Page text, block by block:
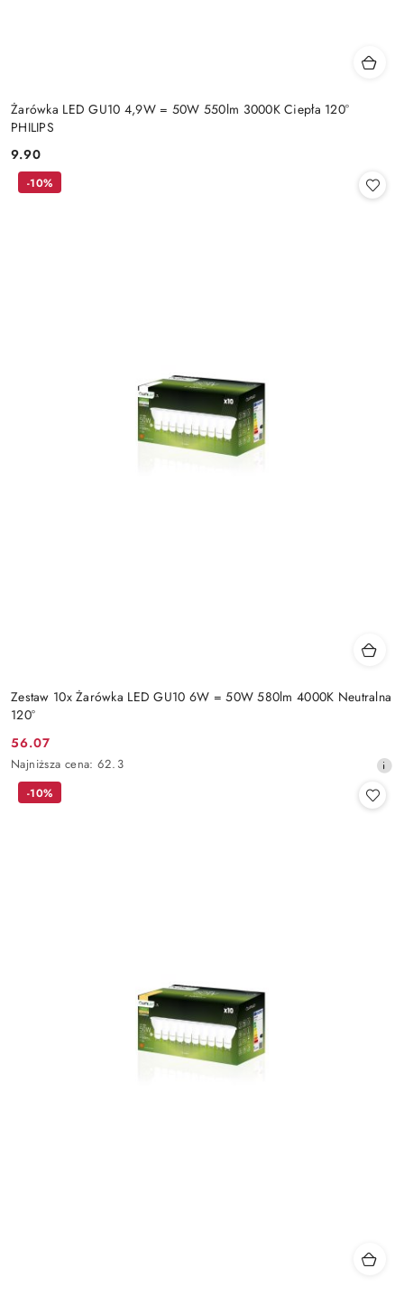
Żarówka LED GU10 4,9W = 50W 550lm 3000K Ciepła 120°
PHILIPS
Cena:
9.90
Zestaw 10x Żarówka LED GU10 6W = 50W 580lm 4000K Neutralna
120°
Cena
promocyjna:
56.07
Najniższa
cena
Najniższa cena: 62.3
-10%
-10%